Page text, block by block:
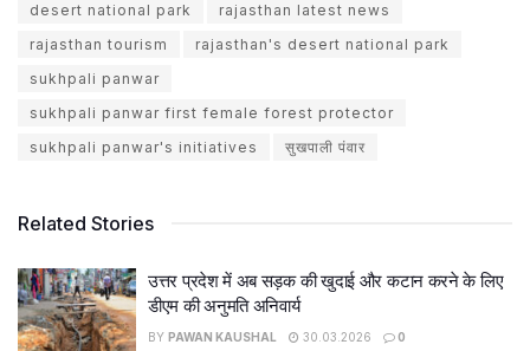
desert national park
rajasthan latest news
rajasthan tourism
rajasthan's desert national park
sukhpali panwar
sukhpali panwar first female forest protector
sukhpali panwar's initiatives
सुखपाली पंवार
Related Stories
उत्तर प्रदेश में अब सड़क की खुदाई और कटान करने के लिए
डीएम की अनुमति अनिवार्य
BY PAWAN KAUSHAL 30.03.2026 0